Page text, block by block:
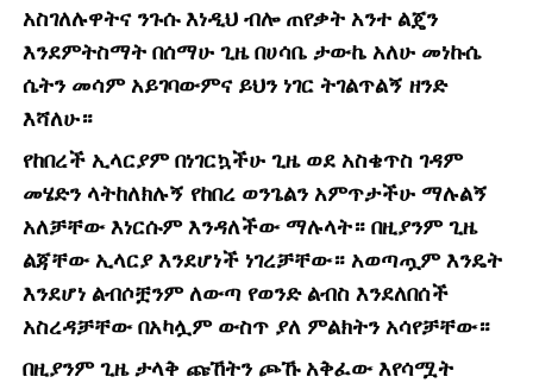
አስገለሉዋትና ንጉሱ እነዲህ ብሎ ጠየቃት አንተ ልጄን
እንደምትስማት በሰማሁ ጊዜ በሀሳቤ ታውኬ አለሁ መነኩሴ
ሴትን መሳም አይገባውምና ይህን ነገር ትገልጥልኝ ዘንድ
እሻለሁ።
የከበረች ኢላርያም በነገርኳችሁ ጊዜ ወደ አስቄጥስ ገዳም
መሄድን ላትከለክሉኝ የከበረ ወንጌልን አምጥታችሁ ማሉልኝ
አለቻቸው እነርሱም እንዳለችው ማሉላት። በዚያንም ጊዜ
ልጃቸው ኢላርያ እንደሆነች ነገረቻቸው። አወጣጧም እንዴት
እንደሆነ ልብሶቿንም ለውጣ የወንድ ልብስ እንደለበሰች
አስረዳቻቸው በአካሏም ውስጥ ያለ ምልክትን አሳየቻቸው።
በዚያንም ጊዜ ታላቅ ጩኸትን ጮኹ አቅፈው እየሳሟት